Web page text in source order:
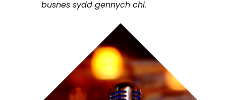
busnes sydd gennych chi.